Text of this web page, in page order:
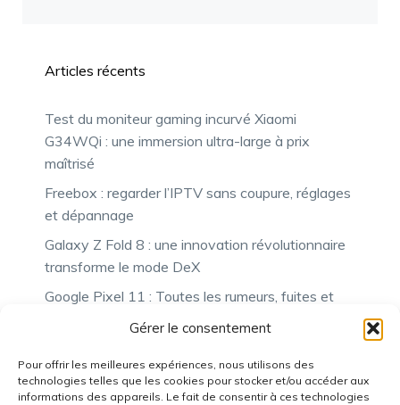
Gérer le consentement
Pour offrir les meilleures expériences, nous utilisons des
technologies telles que les cookies pour stocker et/ou accéder aux
informations des appareils. Le fait de consentir à ces technologies
Articles récents
Test du moniteur gaming incurvé Xiaomi
G34WQi : une immersion ultra-large à prix
maîtrisé
Freebox : regarder l’IPTV sans coupure, réglages
et dépannage
Galaxy Z Fold 8 : une innovation révolutionnaire
transforme le mode DeX
Google Pixel 11 : Toutes les rumeurs, fuites et
performance, réparabilité et modularité au
rendez-vous, mais à quel coût ?